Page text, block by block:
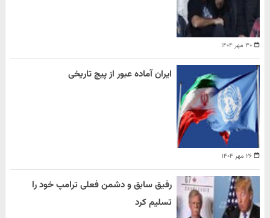
۳۰ مهر ۱۴۰۴
۲۶ مهر ۱۴۰۴
ایران آماده عبور از پیچ تاریخی
رفیق سابق و دشمن فعلی ترامپ خود را
تسلیم کرد